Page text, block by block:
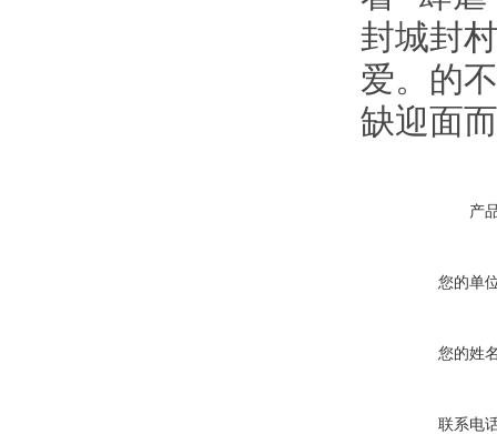
封城封
爱。的
缺迎面
产
您的单
您的姓
联系电